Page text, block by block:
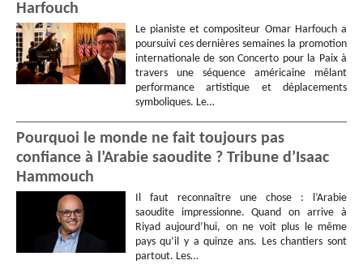
Harfouch
Le pianiste et compositeur Omar Harfouch a
poursuivi ces dernières semaines la promotion
internationale de son Concerto pour la Paix à
travers une séquence américaine mêlant
performance artistique et déplacements
symboliques. Le…
Pourquoi le monde ne fait toujours pas
confiance à l’Arabie saoudite ? Tribune d’Isaac
Hammouch
Il faut reconnaître une chose : l’Arabie
saoudite impressionne. Quand on arrive à
Riyad aujourd’hui, on ne voit plus le même
pays qu’il y a quinze ans. Les chantiers sont
partout. Les…